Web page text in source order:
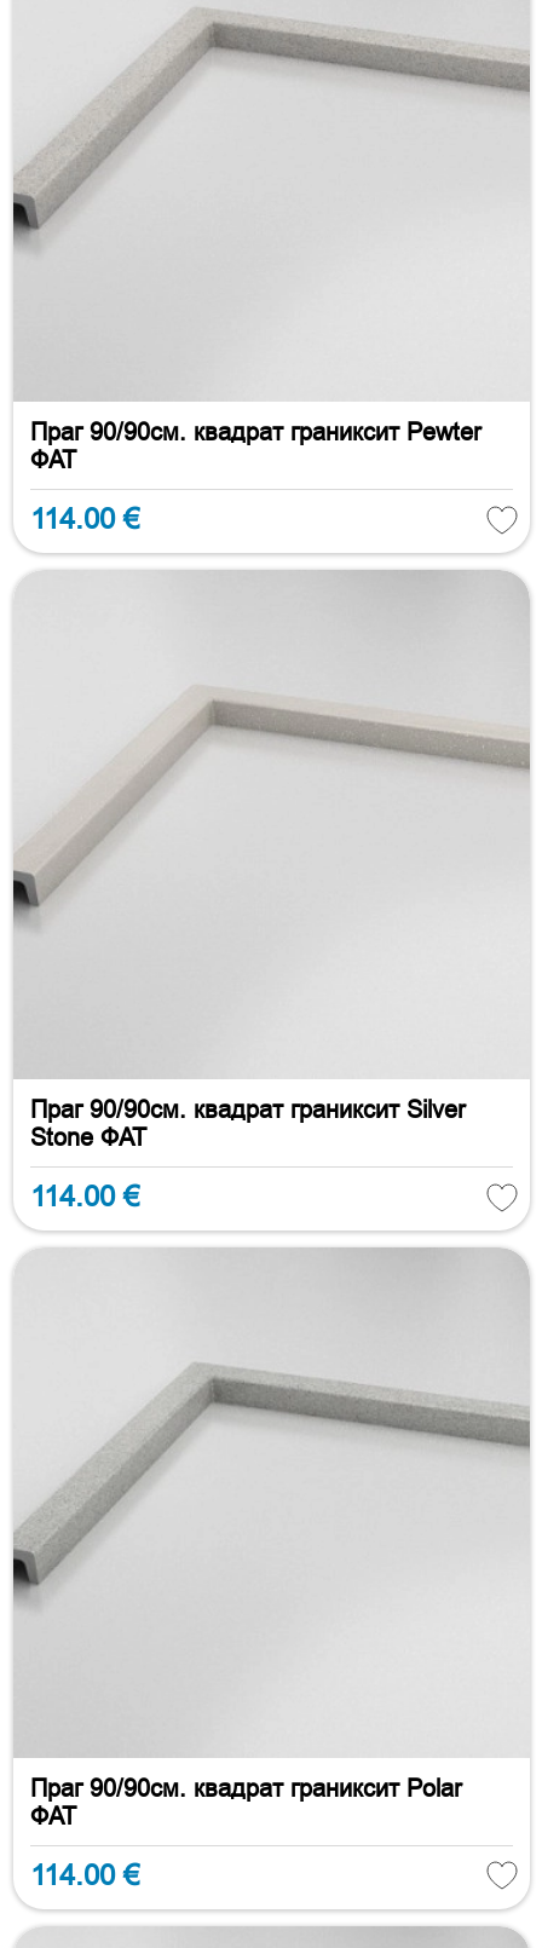
Праг 90/90см. квадрат граниксит Pewter
ФАТ
114.00 €
Праг 90/90см. квадрат граниксит Silver
Stone ФАТ
114.00 €
Праг 90/90см. квадрат граниксит Polar
ФАТ
114.00 €